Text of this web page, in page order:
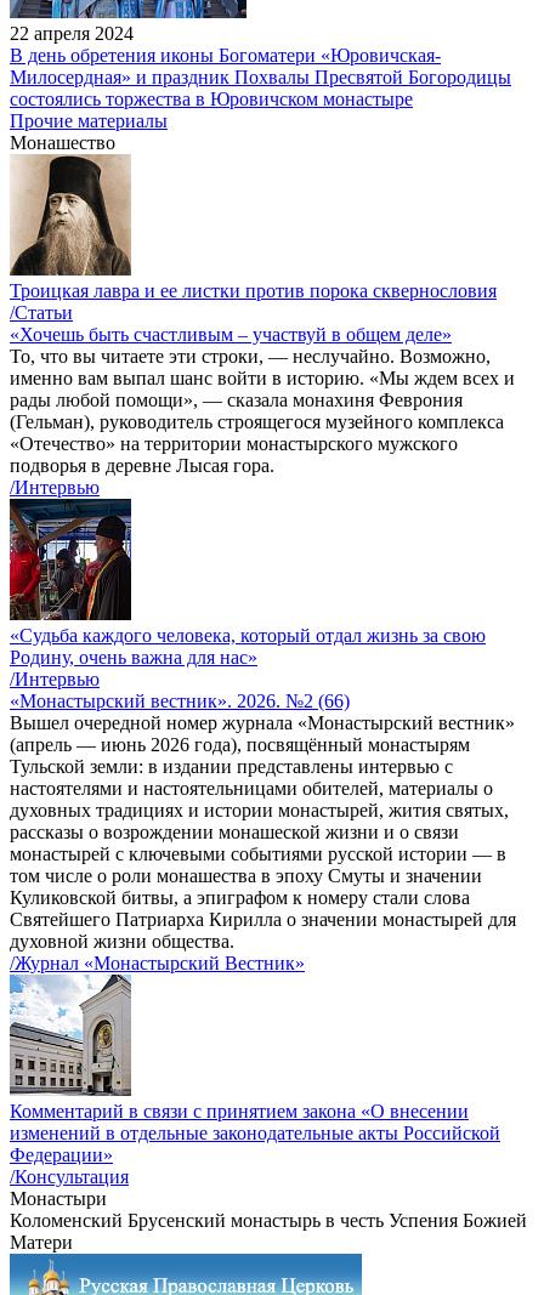
22 апреля 2024
В день обретения иконы Богоматери «Юровичская-
Милосердная» и праздник Похвалы Пресвятой Богородицы
состоялись торжества в Юровичском монастыре
Прочие материалы
Монашество
Троицкая лавра и ее листки против порока сквернословия
/Статьи
«Хочешь быть счастливым – участвуй в общем деле»
То, что вы читаете эти строки, — неслучайно. Возможно,
именно вам выпал шанс войти в историю. «Мы ждем всех и
рады любой помощи», — сказала монахиня Феврония
(Гельман), руководитель строящегося музейного комплекса
«Отечество» на территории монастырского мужского
подворья в деревне Лысая гора.
/Интервью
«Судьба каждого человека, который отдал жизнь за свою
Родину, очень важна для нас»
/Интервью
«Монастырский вестник». 2026. №2 (66)
Вышел очередной номер журнала «Монастырский вестник»
(апрель — июнь 2026 года), посвящённый монастырям
Тульской земли: в издании представлены интервью с
настоятелями и настоятельницами обителей, материалы о
духовных традициях и истории монастырей, жития святых,
рассказы о возрождении монашеской жизни и о связи
монастырей с ключевыми событиями русской истории — в
том числе о роли монашества в эпоху Смуты и значении
Куликовской битвы, а эпиграфом к номеру стали слова
Святейшего Патриарха Кирилла о значении монастырей для
духовной жизни общества.
/Журнал «Монастырский Вестник»
Комментарий в связи с принятием закона «О внесении
изменений в отдельные законодательные акты Российской
Федерации»
/Консультация
Монастыри
Коломенский Брусенский монастырь в честь Успения Божией
Матери